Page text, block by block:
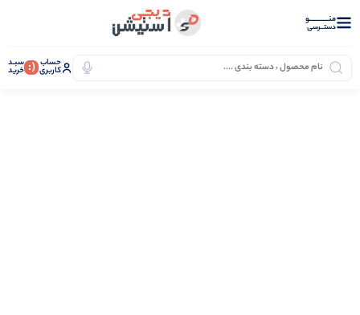
منــــــــــــو
دستــرسی
حساب
کاربری (: سبـد
خرید